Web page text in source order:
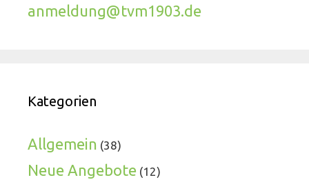
anmeldung@tvm1903.de
Kategorien
Allgemein (38)
Neue Angebote (12)